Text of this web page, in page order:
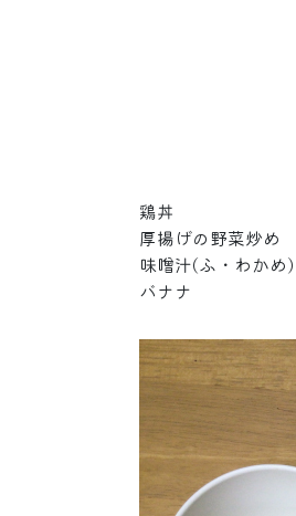
鶏丼
厚揚げの野菜炒め
味噌汁(ふ・わかめ)
バナナ